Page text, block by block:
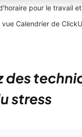
pour le travail
vue Calendrier de
des
stress